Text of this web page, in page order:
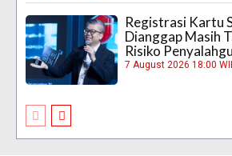
Registrasi Kartu
Dianggap Masih
Risiko
7 August 2026 18:00